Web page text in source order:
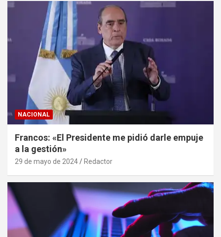
NACIONAL
Francos: «El Presidente me pidió darle empuje
a la gestión»
29 de mayo de 2024 Redactor